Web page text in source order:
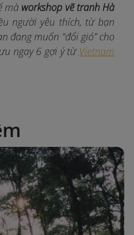
mà workshop vẽ tranh Hà
người yêu thích, từ bạn
đang muốn “đổi gió” cho
ngay 6 gợi ý từ Vietnam